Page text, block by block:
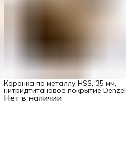
Нет в наличии
Коронка по металлу HSS, 35 мм,
нитридтитановое покрытие Denzel